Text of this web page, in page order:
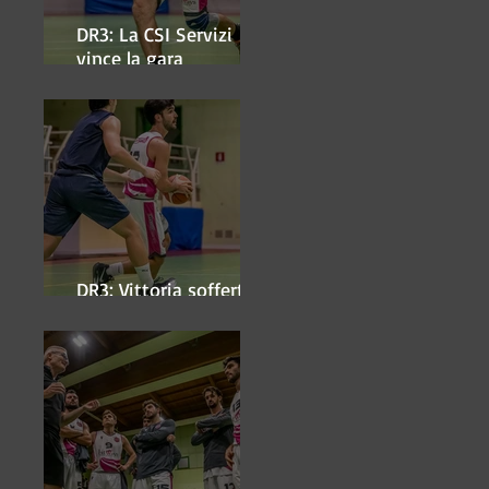
DR3: La CSI Servizi
vince la gara
DR3: Vittoria sofferta a